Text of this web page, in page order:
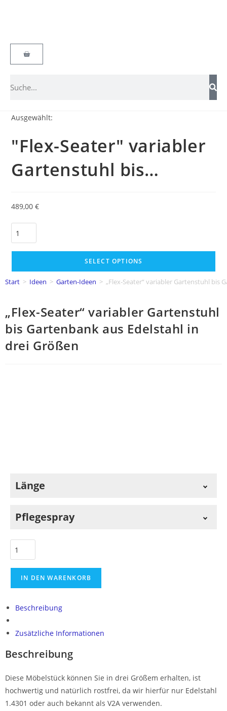
Ausgewählt:
"Flex-Seater" variabler
Gartenstuhl bis…
489,00€
SELECT OPTIONS
Start > Ideen > Garten-Ideen > „Flex-Seater“ variabler Gartenstuhl bis
„Flex-Seater“ variabler Gartenstuhl
bis Gartenbank aus Edelstahl in
drei Größen
Länge
Länge in mm
Pflegespray
Pflegespray
IN DEN WARENKORB
Beschreibung
Zusätzliche Informationen
Beschreibung
Diese Möbelstück können Sie in drei Größem erhalten, ist
hochwertig und natürlich rostfrei, da wir hierfür nur Edelstahl
1.4301 oder auch bekannt als V2A verwenden.